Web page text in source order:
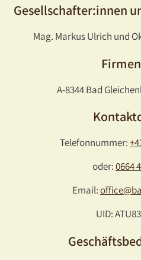
Gesellschafter:innen
Mag. Markus Ulrich und
A-8344 Bad
Telefonnummer:
oder:0664
Email:
UID: